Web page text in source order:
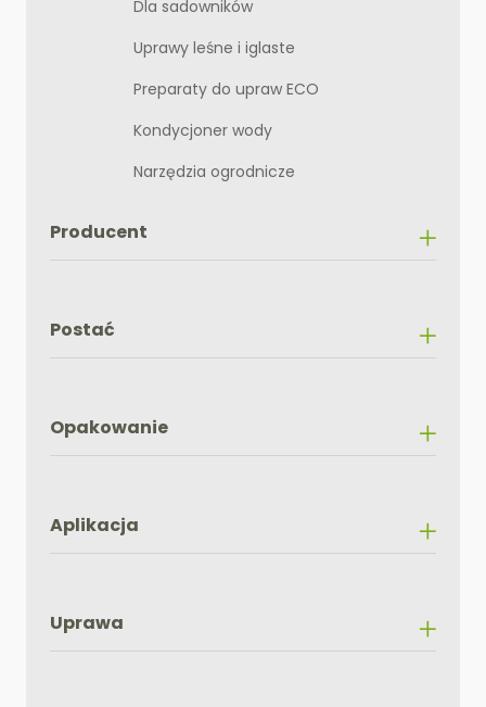
Dla sadowników
Uprawy leśne i iglaste
Preparaty do upraw ECO
Kondycjoner wody
Narzędzia ogrodnicze
Producent
Postać
Opakowanie
Aplikacja
Uprawa